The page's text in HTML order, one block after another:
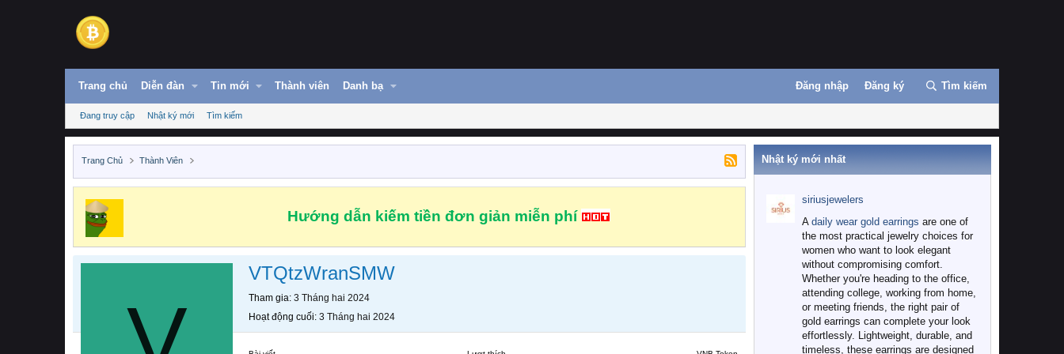
Trang chủ Diễn đàn Tin mới Thành viên Danh bạ Đăng nhập Đăng ký Tìm kiếm
Đang truy cập Nhật ký mới Tìm kiếm
Trang Chủ Thành Viên
Hướng dẫn kiếm tiền đơn giản miễn phí
VTQtzWranSMW
Tham gia 3 Tháng hai 2024
Hoạt động cuối 3 Tháng hai 2024
Nhật ký mới nhất
siriusjewelers
A daily wear gold earrings are one of
the most practical jewelry choices for
women who want to look elegant
without compromising comfort.
Whether you're heading to the office,
attending college, working from home,
or meeting friends, the right pair of
gold earrings can complete your look
effortlessly. Lightweight, durable, and
timeless, these earrings are designed